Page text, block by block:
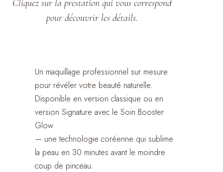
Cliquez sur la prestation qui vous correspond
pour découvrir les détails.
chill
Un maquillage professionnel sur mesure
pour révéler votre beauté naturelle.
Disponible en version classique ou en
version Signature avec le Soin Booster
Glow
— une technologie coréenne qui sublime
la peau en 30 minutes avant le moindre
coup de pinceau.